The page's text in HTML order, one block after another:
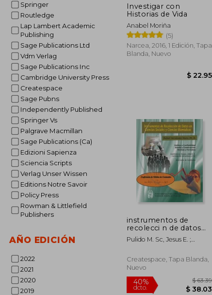
Springer
Routledge
Lap Lambert Academic
Publishing
Sage Publications Ltd
Vdm Verlag
Sage Publications Inc
Cambridge University Press
Createspace
Sage Pubns
Independently Published
Springer Vs
Palgrave Macmillan
Sage Publications (Ca)
Edizioni Sapienza
Sciencia Scripts
Verlag Unser Wissen
Editions Notre Savoir
Policy Press
Rowman & Littlefield
Publishers
AÑO EDICIÓN
2022
2021
2020
2019
Investigar con
Historias de Vida
Anabel Moriña
(5)
Narcea, 2016, 1 Edición, Tapa
Blanda, Nuevo
instrumentos de
recolecci n de datos
en ciencias sociales y
ciencias biom dicas
Pulido M. Sc, Jesus E. ;
Rafael
Createspace, Tapa Blanda,
Nuevo